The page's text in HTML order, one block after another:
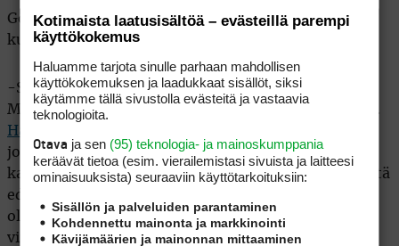
Golfkentillä Phelps tunnustaa olevansa tavallinen
kuolevainen joka aloitti lajin ”sattumalta”.
-Sain setin mailoja ja päätin lähteä pelaamaan.
Mitään ihmeempää opetusta en saanut vuosikausiin.
Hank Haney
joutunut tekemään melkoisesti töitä perusasioitteni
kanssa. Tasoitukseni on niin korkea, etten kehtaa sitä
edes sanoa, varsin vaatimattoman ja luonnollisen
oloinen Phelps kertoi mediatilaisuudessa jossa kisa
virallisesti avattiin ja ammattilaisten pokaali
Kotimaista laatusisältöä – evästeillä parempi
käyttökokemus
Haluamme tarjota sinulle parhaan mahdollisen
käyttökokemuksen ja laadukkaat sisällöt, siksi
käytämme tällä sivustolla evästeitä ja vastaavia
teknologioita.
Otava ja sen (95) teknologia- ja mainoskumppania
keräävät tietoa (esim. vierailemis­tasi sivuista ja laitteesi
ominaisuuk­sista) seuraaviin käyttötarkoituksiin:
Sisällön ja palveluiden parantaminen
Kohdennettu mainonta ja markkinointi
Kävijämäärien ja mainonnan mittaaminen